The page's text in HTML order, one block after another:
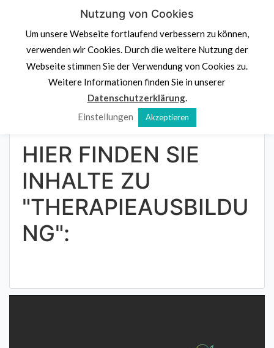
content
Denk an dich
Psychologische Beratung,
Potenzialentdeckung
Navigation klicken
Therapieausbildung
HIER FINDEN SIE
INHALTE ZU
"THERAPIEAUSBILDU
NG":
Nutzung von Cookies
Um unsere Webseite fortlaufend verbessern zu können,
verwenden wir Cookies. Durch die weitere Nutzung der
Webseite stimmen Sie der Verwendung von Cookies zu.
Weitere Informationen finden Sie in unserer
Datenschutzerklärung.
Einstellungen
Akzeptieren